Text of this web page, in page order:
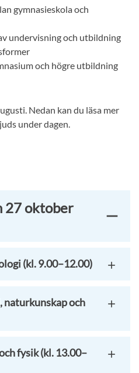
gymnasieskola och
undervisning och utbildning
och högre utbildning
Nedan kan du läsa mer
under dagen.
27 oktober
(kl. 9.00–12.00)
naturkunskap och
fysik (kl. 13.00–